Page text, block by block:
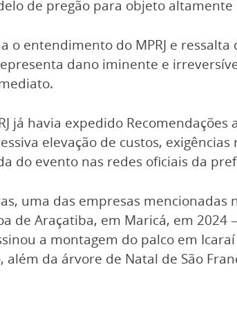
de pregão para objeto altamente
o entendimento do MPRJ e
dano iminente e
já havia expedido
elevação de custos,
do evento nas redes oficiais da
uma das empresas
de Araçatiba, em Maricá, em
a montagem do palco em
da árvore de Natal de São